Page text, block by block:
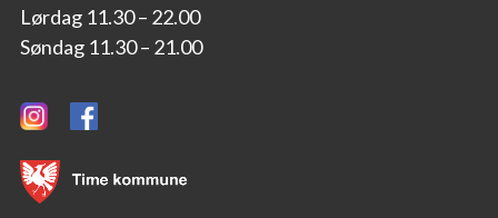
Lørdag 11.30 – 22.00
Søndag 11.30 – 21.00